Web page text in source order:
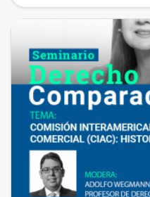
8 Northumberland […]